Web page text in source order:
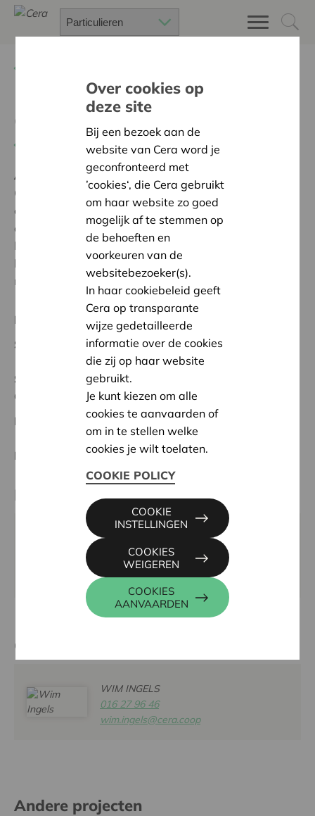
Ouderbetrokkenheid
Terug naar overzicht
Ambitie:
Warme en zorgzame buurten voor iedereen
Onze organisatie kreeg steun van Cera om de
ouderbetrokkenheid op onze school te verhogen. We
organiseren iedere week KAFFEE zuid. De ouders
krijgen hier de kans om een praatje te maken met de
leerkrachten. Dit is heel laagdrempelig. Met een mooie
nieuwe bar hopen we nog meer volk te lokken.
Regionaal Project
Startdatum:
22/02/2024
Status:
Volledig
Oostende
Datum:
22/02/2024
Beslissing: Goedgekeurd
Partner
ST JOZEF-ST PIETER CAMPUS ZUIDLAAN,
ZUIDLAAN 70B, 8370 BLANKENBERGE
www.campuszuidlaan.be/
Contactpersoon
WIM INGELS
016 27 96 46
wim.ingels@cera.coop
Andere projecten
Over cookies op
deze site
Bij een bezoek aan de
website van Cera word je
geconfronteerd met
’cookies‘, die Cera gebruikt
om haar website zo goed
mogelijk af te stemmen op
de behoeften en
voorkeuren van de
websitebezoeker(s).
In haar cookiebeleid geeft
Cera op transparante
wijze gedetailleerde
informatie over de cookies
die zij op haar website
gebruikt.
Je kunt kiezen om alle
cookies te aanvaarden of
om in te stellen welke
cookies je wilt toelaten.
COOKIE POLICY
COOKIES
AANVAARDEN
COOKIES
WEIGEREN
COOKIE
INSTELLINGEN